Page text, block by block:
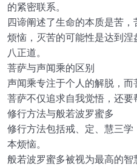
的紧密联系。
四谛阐述了生命的本质是苦
烦恼，灭苦的可能性是达到
八正道。
菩萨与声闻乘的区别
声闻乘专注于个人的解脱，而
菩萨不仅追求自我觉悟，还要
修行方法与般若波罗蜜多
修行方法包括戒、定、慧三
本烦恼。
般若波罗蜜多被视为最高的